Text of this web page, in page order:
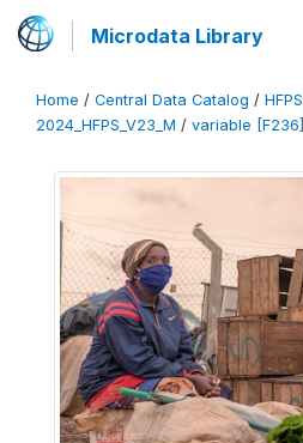
Microdata Library
Home / Central Data Catalog / HFPS
2024_HFPS_V23_M / variable [F236]